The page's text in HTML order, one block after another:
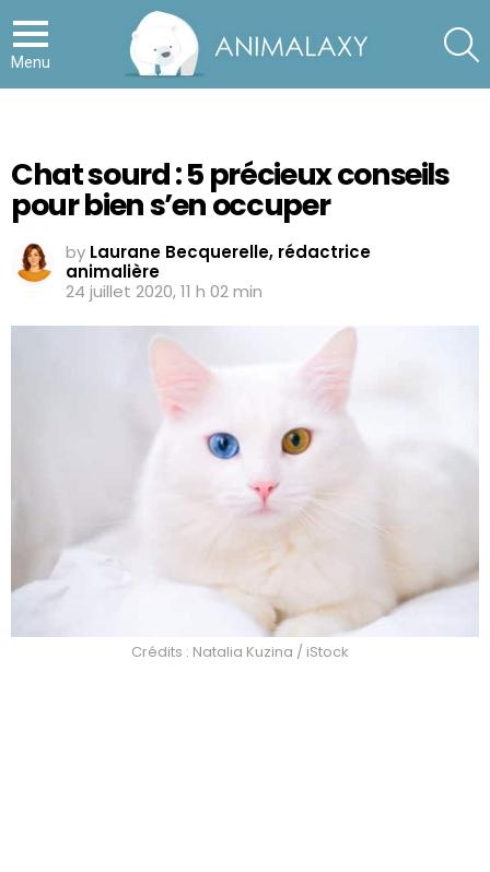
Menu
Chat sourd : 5 précieux conseils
pour bien s’en occuper
by Laurane Becquerelle, rédactrice
animalière
24 juillet 2020, 11 h 02 min
Crédits : Natalia Kuzina / iStock